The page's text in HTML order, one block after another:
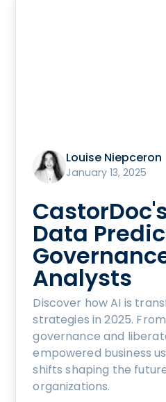
Louise Niepceron
January 13, 2025
Data
Analysts
Discover how AI is
strategies in 2025.
governance and
empowered business
shifts shaping the
organizations.